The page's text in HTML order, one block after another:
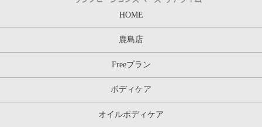
HOME
鹿島店
Freeプラン
ボディケア
オイルボディケア